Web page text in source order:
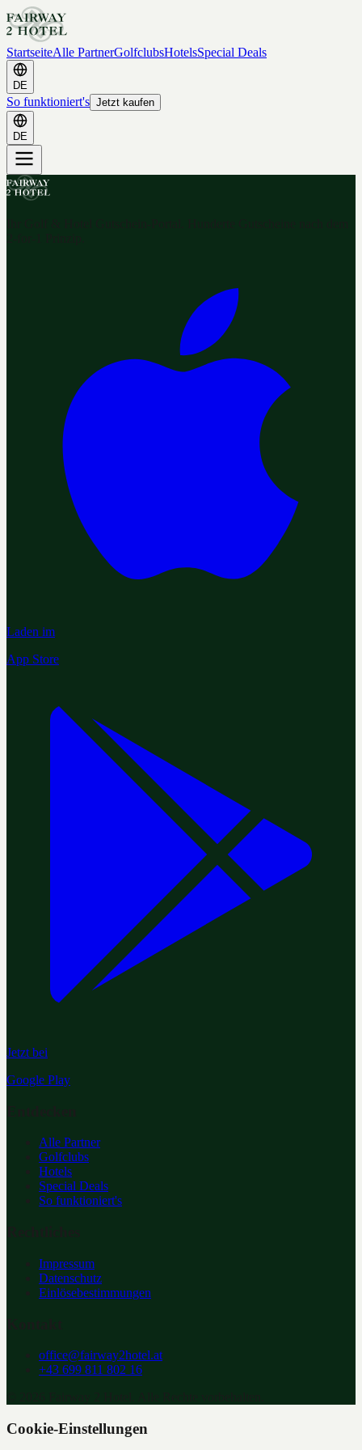
StartseiteAlle PartnerGolfclubsHotelsSpecial Deals
DE
So funktioniert's Jetzt kaufen
DE
Laden im
App Store
Jetzt bei
Google Play
Alle Partner
Golfclubs
Hotels
Special Deals
So funktioniert's
Impressum
Datenschutz
Einlösebestimmungen
office@fairway2hotel.at
+43 699 811 802 16
Cookie-Einstellungen